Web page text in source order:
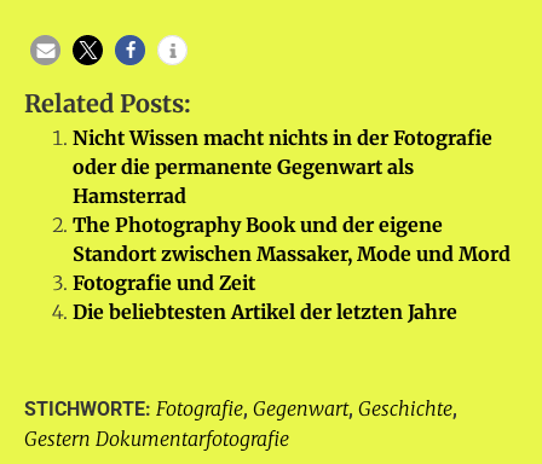
Related Posts:
Nicht Wissen macht nichts in der Fotografie
oder die permanente Gegenwart als
Hamsterrad
The Photography Book und der eigene
Standort zwischen Massaker, Mode und Mord
Fotografie und Zeit
Die beliebtesten Artikel der letzten Jahre
STICHWORTE: Fotografie, Gegenwart, Geschichte,
Gestern Dokumentarfotografie